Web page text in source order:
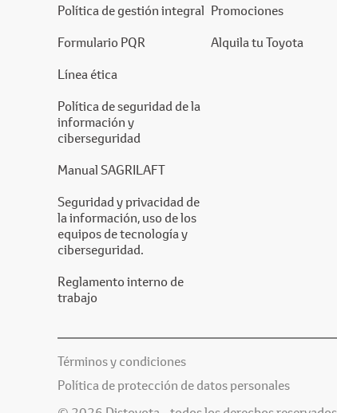
Política de gestión integral
Formulario PQR
Línea ética
Política de seguridad de la
información y
ciberseguridad
Manual SAGRILAFT
Seguridad y privacidad de
la información, uso de los
equipos de tecnología y
ciberseguridad.
Reglamento interno de
trabajo
Promociones
Alquila tu Toyota
Términos y condiciones
Política de protección de datos personales